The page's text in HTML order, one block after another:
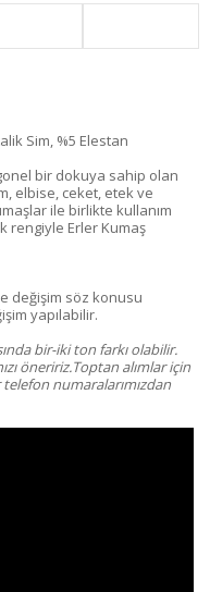
Sim, %5 Elestan
bir dokuya sahip olan
elbise, ceket, etek ve
ile birlikte kullanım
rengiyle Erler Kumaş
değişim söz konusu
yapılabilir.
bir-iki ton farkı olabilir.
öneririz.Toptan alımlar için
numaralarımızdan